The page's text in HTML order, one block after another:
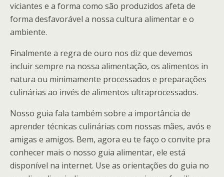
viciantes e a forma como são produzidos afeta de
forma desfavorável a nossa cultura alimentar e o
ambiente.
Finalmente a regra de ouro nos diz que devemos
incluir sempre na nossa alimentação, os alimentos in
natura ou minimamente processados e preparações
culinárias ao invés de alimentos ultraprocessados.
Nosso guia fala também sobre a importância de
aprender técnicas culinárias com nossas mães, avós e
amigas e amigos. Bem, agora eu te faço o convite pra
conhecer mais o nosso guia alimentar, ele está
disponível na internet. Use as orientações do guia no